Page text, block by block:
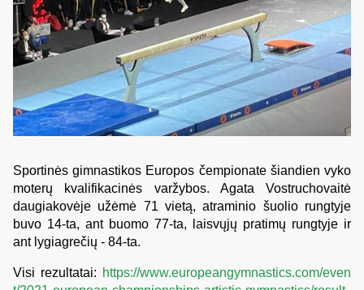
Sportinės gimnastikos Europos čempionate šiandien vyko
moterų kvalifikacinės varžybos. Agata Vostruchovaitė
daugiakovėje užėmė 71 vietą, atraminio šuolio rungtyje
buvo 14-ta, ant buomo 77-ta, laisvųjų pratimų rungtyje ir
ant lygiagrečių - 84-ta.
Visi rezultatai: https://www.europeangymnastics.com/even